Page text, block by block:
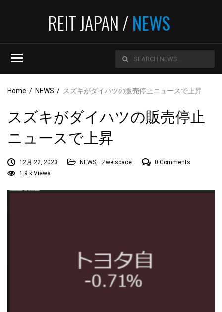
REIT JAPAN /NEWS
Home / NEWS / スズキがダイハツの販売停止ニュースで上昇
スズキがダイハツの販売停止
ニュースで上昇
12月 22, 2023 NEWS, Zweispace
0 Comments
1.9 k Views